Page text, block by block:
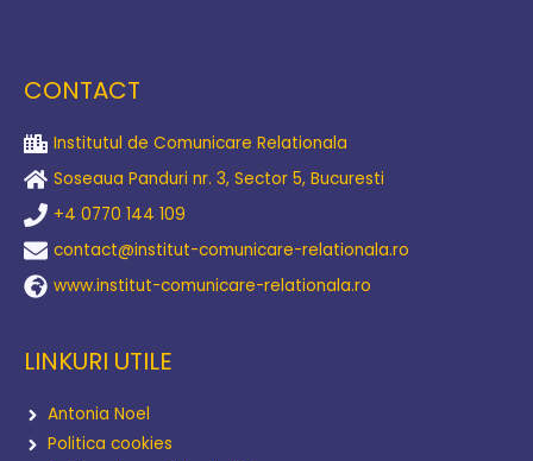
CONTACT
Institutul de Comunicare Relationala
Soseaua Panduri nr. 3, Sector 5, Bucuresti
+4 0770 144 109
contact@institut-comunicare-relationala.ro
www.institut-comunicare-relationala.ro
LINKURI UTILE
Antonia Noel
Politica cookies